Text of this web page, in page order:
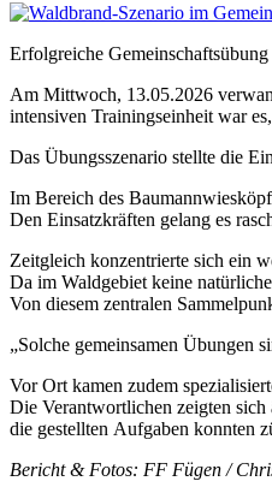
Erfolgreiche
Am Mittwoch, 13.05.2026
intensiven Trainingseinheit war
Das Übungsszenario stellte die
Im Bereich des
Den Einsatzkräften gelang es
Zeitgleich konzentrierte sich ein
Da im Waldgebiet keine
Von diesem zentralen
„Solche gemeinsamen Übungen
Vor Ort kamen zudem
Die Verantwortlichen zeigten
die gestellten Aufgaben konnten
Bericht & Fotos: FF Fügen /